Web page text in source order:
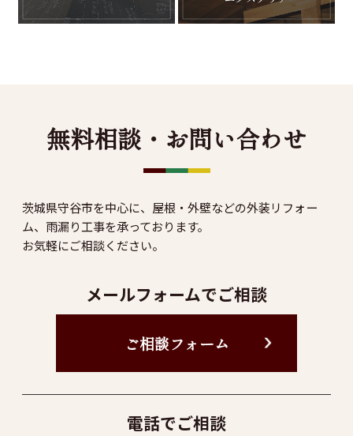
無料相談・お問い合わせ
茨城県守谷市を中心に、屋根・外壁などの外装リフォー
ム、雨漏り工事を承っております。
お気軽にご相談ください。
メールフォームでご相談
ご相談フォーム
電話でご相談